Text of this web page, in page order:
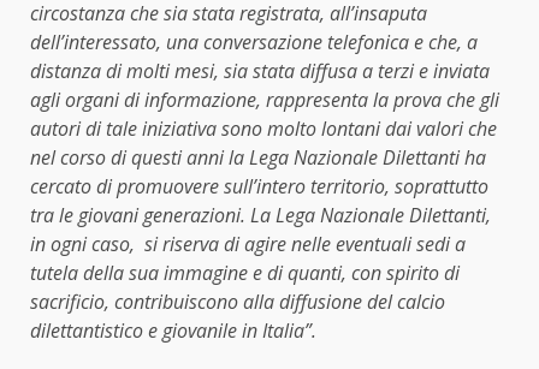
circostanza che sia stata registrata, all’insaputa
dell’interessato, una conversazione telefonica e che, a
distanza di molti mesi, sia stata diffusa a terzi e inviata
agli organi di informazione, rappresenta la prova che gli
autori di tale iniziativa sono molto lontani dai valori che
nel corso di questi anni la Lega Nazionale Dilettanti ha
cercato di promuovere sull’intero territorio, soprattutto
tra le giovani generazioni. La Lega Nazionale Dilettanti,
in ogni caso, si riserva di agire nelle eventuali sedi a
tutela della sua immagine e di quanti, con spirito di
sacrificio, contribuiscono alla diffusione del calcio
dilettantistico e giovanile in Italia”.